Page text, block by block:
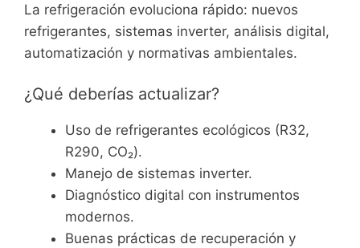
La refrigeración evoluciona rápido: nuevos
refrigerantes, sistemas inverter, análisis digital,
automatización y normativas ambientales.
¿Qué deberías actualizar?
Uso de refrigerantes ecológicos (R32,
R290, CO₂).
Manejo de sistemas inverter.
Diagnóstico digital con instrumentos
modernos.
Buenas prácticas de recuperación y